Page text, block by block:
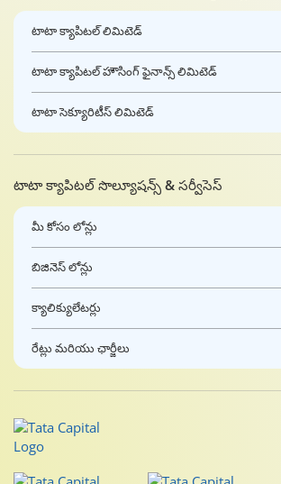
టాటా క్యాపిటల్ లిమిటెడ్
టాటా క్యాపిటల్ హౌసింగ్ ఫైనాన్స్ లిమిటెడ్
టాటా సెక్యూరిటీస్ లిమిటెడ్
టాటా క్యాపిటల్ సొల్యూషన్స్ & సర్వీసెస్
మీ కోసం లోన్లు
బిజినెస్ లోన్లు
క్యాలిక్యులేటర్లు
రేట్లు మరియు ఛార్జీలు